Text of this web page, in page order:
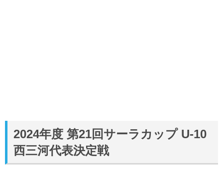
2024年度 第21回サーラカップ U-10
西三河代表決定戦